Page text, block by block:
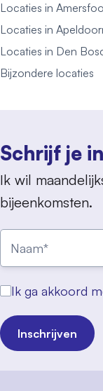
Locaties in
Locaties in
Locaties in Den
Bijzondere locaties
Schrijf je
Ik wil
bijeenkomsten.
Ik ga akkoord
Inschrijven